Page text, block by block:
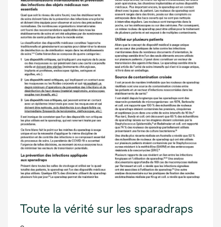
Toute la vérité sur les sparadraps